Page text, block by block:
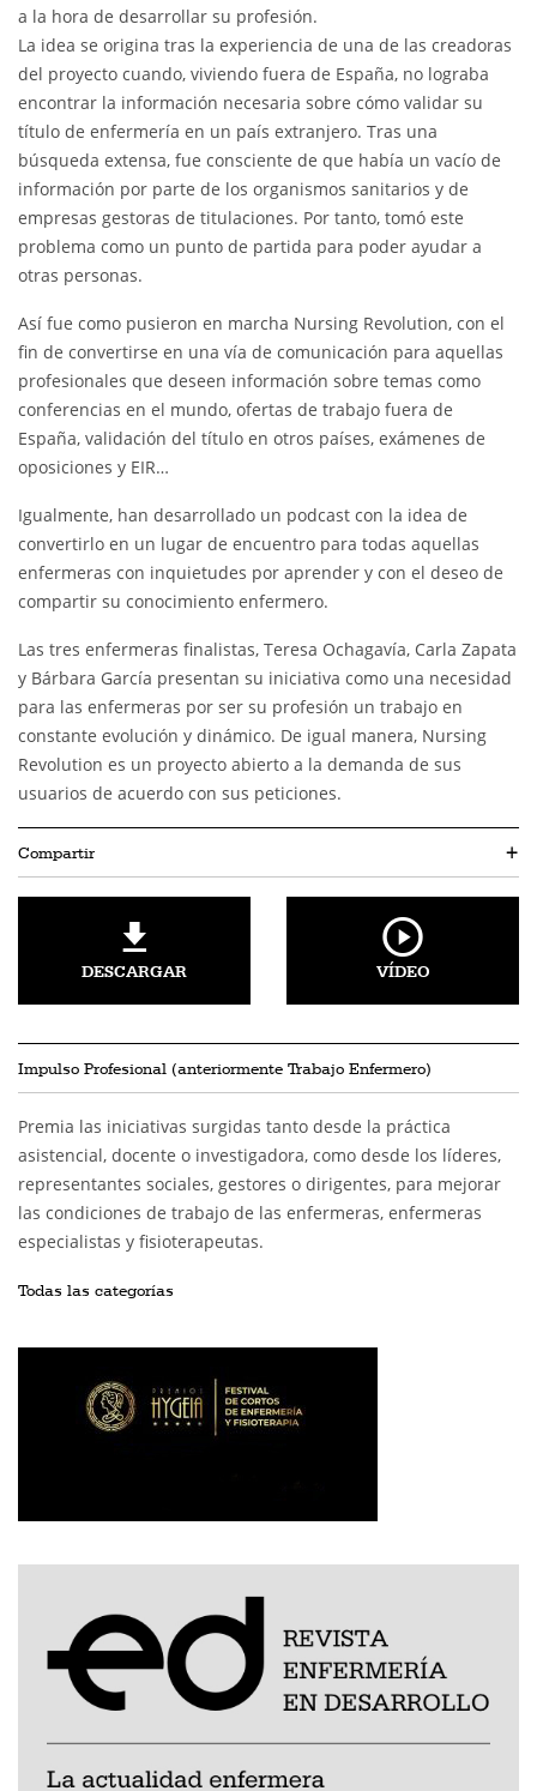
a la hora de desarrollar su profesión.
La idea se origina tras la experiencia de una de las creadoras
del proyecto cuando, viviendo fuera de España, no lograba
encontrar la información necesaria sobre cómo validar su
título de enfermería en un país extranjero. Tras una
búsqueda extensa, fue consciente de que había un vacío de
información por parte de los organismos sanitarios y de
empresas gestoras de titulaciones. Por tanto, tomó este
problema como un punto de partida para poder ayudar a
otras personas.
Así fue como pusieron en marcha Nursing Revolution, con el
fin de convertirse en una vía de comunicación para aquellas
profesionales que deseen información sobre temas como
conferencias en el mundo, ofertas de trabajo fuera de
España, validación del título en otros países, exámenes de
oposiciones y EIR…
Igualmente, han desarrollado un podcast con la idea de
convertirlo en un lugar de encuentro para todas aquellas
enfermeras con inquietudes por aprender y con el deseo de
compartir su conocimiento enfermero.
Las tres enfermeras finalistas, Teresa Ochagavía, Carla Zapata
y Bárbara García presentan su iniciativa como una necesidad
para las enfermeras por ser su profesión un trabajo en
constante evolución y dinámico. De igual manera, Nursing
Revolution es un proyecto abierto a la demanda de sus
usuarios de acuerdo con sus peticiones.
Compartir +
DESCARGAR VÍDEO
Impulso Profesional (anteriormente Trabajo Enfermero)
Premia las iniciativas surgidas tanto desde la práctica
asistencial, docente o investigadora, como desde los líderes,
representantes sociales, gestores o dirigentes, para mejorar
las condiciones de trabajo de las enfermeras, enfermeras
especialistas y fisioterapeutas.
Todas las categorías